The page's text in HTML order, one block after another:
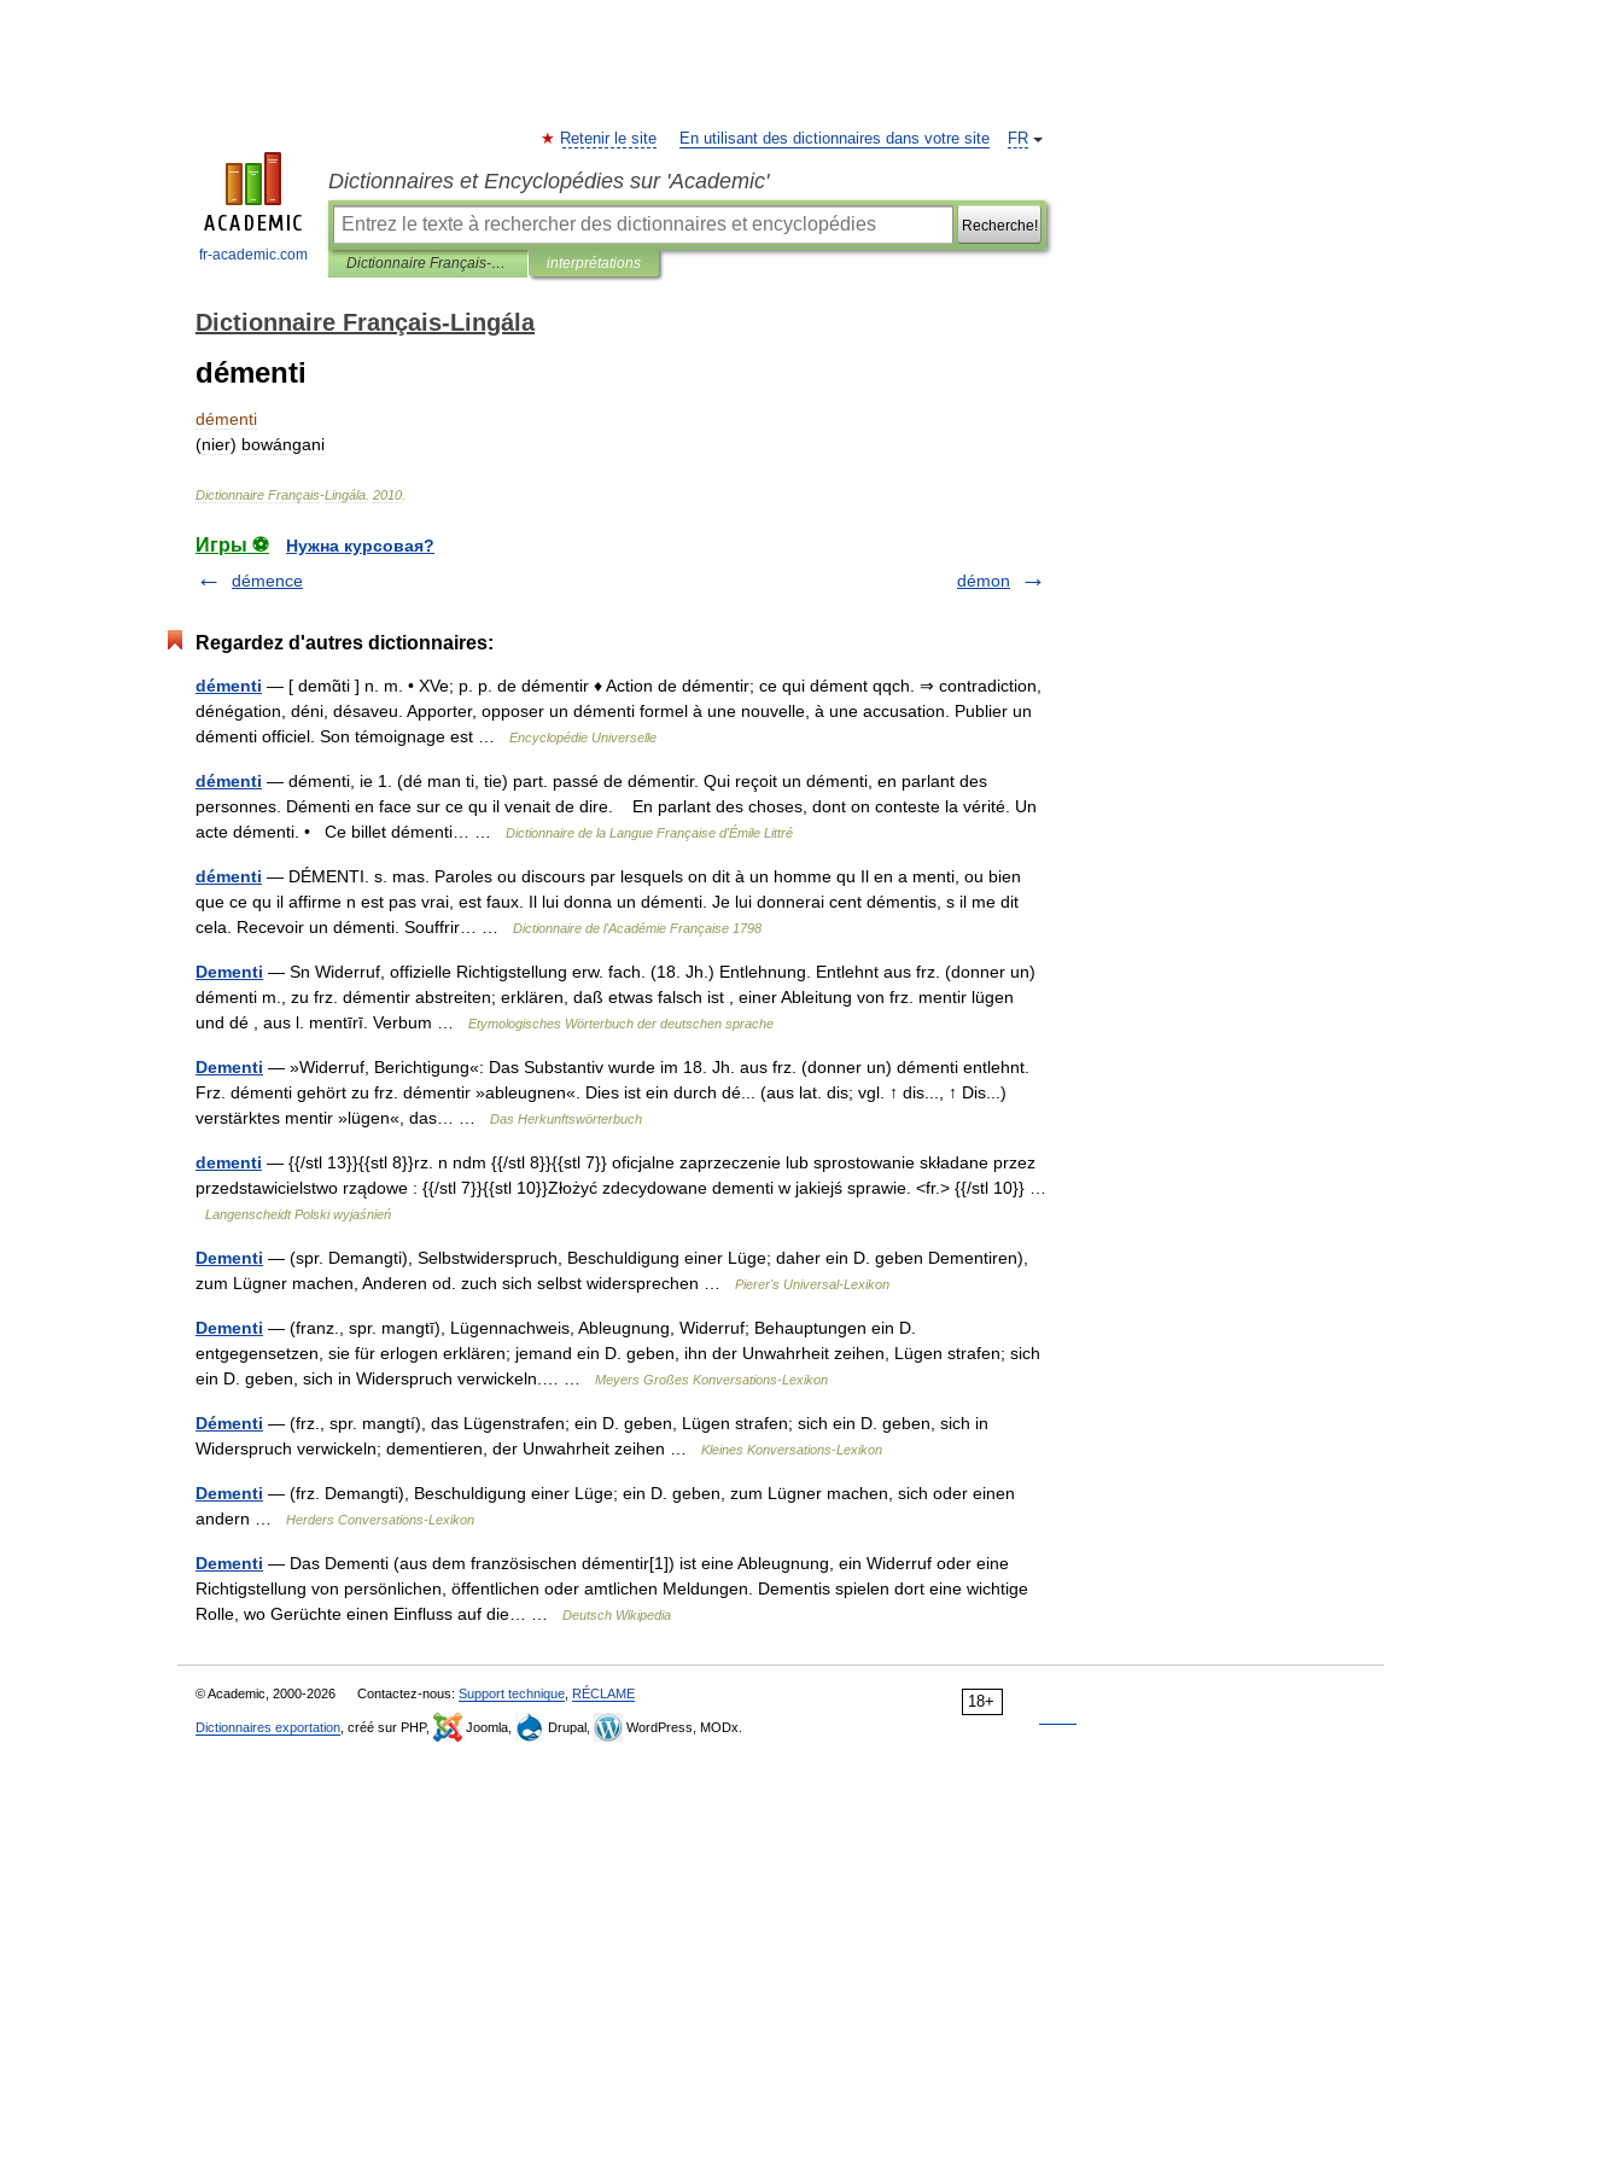
fr-academic.com
FR
Retenir le site En utilisant des dictionnaires dans votre site
Dictionnaires et Encyclopédies sur 'Academic'
Recherche!
Dictionnaire Français-Lingála interprétations
Dictionnaire Français-Lingála
démenti
démenti
(nier) bowángani
Dictionnaire Français-Lingála 2010
Игры ⚽
Нужна курсовая?
démence
démon
Regardez d'autres dictionnaires:
démenti — [ demɑ̃ti ] n. m. • XVe; p. p. de démentir ♦ Action de démentir; ce qui dément qqch. ⇒ contradiction,
dénégation, déni, désaveu. Apporter, opposer un démenti formel à une nouvelle, à une accusation. Publier un
démenti officiel. Son témoignage est …
Encyclopédie Universelle
démenti — démenti, ie 1. (dé man ti, tie) part. passé de démentir. Qui reçoit un démenti, en parlant des
personnes. Démenti en face sur ce qu il venait de dire. En parlant des choses, dont on conteste la vérité. Un
acte démenti. • Ce billet démenti… …
Dictionnaire de la Langue Française d'Émile Littré
démenti — DÉMENTI. s. mas. Paroles ou discours par lesquels on dit à un homme qu Il en a menti, ou bien
que ce qu il affirme n est pas vrai, est faux. Il lui donna un démenti. Je lui donnerai cent démentis, s il me dit
cela. Recevoir un démenti. Souffrir… …
Dictionnaire de l'Académie Française 1798
Dementi — Sn Widerruf, offizielle Richtigstellung erw. fach. (18. Jh.) Entlehnung. Entlehnt aus frz. (donner un)
démenti m., zu frz. démentir abstreiten; erklären, daß etwas falsch ist , einer Ableitung von frz. mentir lügen
und dé , aus l. mentīrī. Verbum …
Etymologisches Wörterbuch der deutschen sprache
Dementi — »Widerruf, Berichtigung«: Das Substantiv wurde im 18. Jh. aus frz. (donner un) démenti entlehnt.
Frz. démenti gehört zu frz. démentir »ableugnen«. Dies ist ein durch dé... (aus lat. dis; vgl. ↑ dis..., ↑ Dis...)
verstärktes mentir »lügen«, das… …
Das Herkunftswörterbuch
dementi — {{/stl 13}}{{stl 8}}rz. n ndm {{/stl 8}}{{stl 7}} oficjalne zaprzeczenie lub sprostowanie składane przez
przedstawicielstwo rządowe : {{/stl 7}}{{stl 10}}Złożyć zdecydowane dementi w jakiejś sprawie. <fr.> {{/stl 10}} …
Langenscheidt Polski wyjaśnień
Dementi — (spr. Demangti), Selbstwiderspruch, Beschuldigung einer Lüge; daher ein D. geben Dementiren),
zum Lügner machen, Anderen od. zuch sich selbst widersprechen …
Pierer's Universal-Lexikon
Dementi — (franz., spr. mangtī), Lügennachweis, Ableugnung, Widerruf; Behauptungen ein D.
entgegensetzen, sie für erlogen erklären; jemand ein D. geben, ihn der Unwahrheit zeihen, Lügen strafen; sich
ein D. geben, sich in Widerspruch verwickeln.… …
Meyers Großes Konversations-Lexikon
Démenti — (frz., spr. mangtí), das Lügenstrafen; ein D. geben, Lügen strafen; sich ein D. geben, sich in
Widerspruch verwickeln; dementieren, der Unwahrheit zeihen …
Kleines Konversations-Lexikon
Dementi — (frz. Demangti), Beschuldigung einer Lüge; ein D. geben, zum Lügner machen, sich oder einen
andern …
Herders Conversations-Lexikon
Dementi — Das Dementi (aus dem französischen démentir[1]) ist eine Ableugnung, ein Widerruf oder eine
Richtigstellung von persönlichen, öffentlichen oder amtlichen Meldungen. Dementis spielen dort eine wichtige
Rolle, wo Gerüchte einen Einfluss auf die… …
Deutsch Wikipedia
18+
© Academic, 2000-2026 Contactez-nous: Support technique RÉCLAME
Dictionnaires exportation , créé sur PHP, Joomla, Drupal, WordPress, MODx.